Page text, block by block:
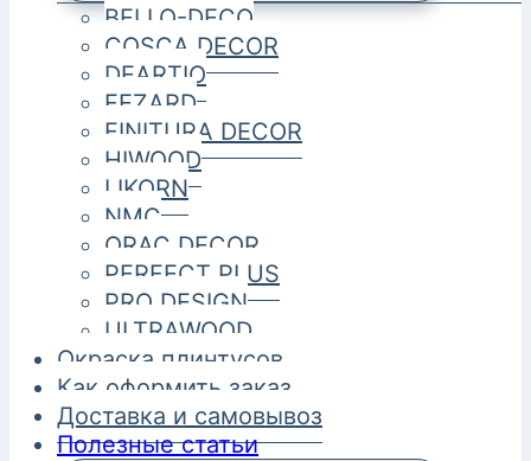
BELLO-DECO
COSCA DECOR
DEARTIO
FEZARD
FINITURA DECOR
HIWOOD
LIKORN
NMC
ORAC DECOR
PERFECT PLUS
PRO DESIGN
ULTRAWOOD
Окраска плинтусов
Как оформить заказ
Доставка и самовывоз
Полезные статьи